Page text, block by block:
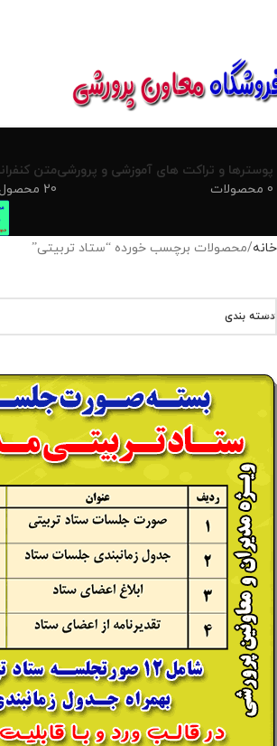
پوسترها و تراکت های آموزشی و پرورشی
0 محصولات
متن
20 محصول
خانه محصولات برچسب خورده “ستاد تربیتی”
دسته بندی